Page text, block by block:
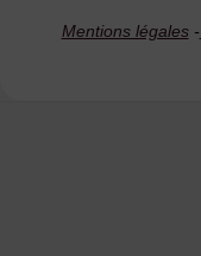
Mentions légales-